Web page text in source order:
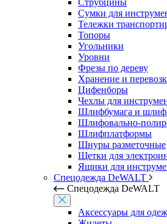
Струбцины
Сумки для
Тележки
Топоры
Угольники
Уровни
Фрезы по дереву
Хранение и
Цифенборы
Чехлы для
Шлифбумага и
Шлифовально-
Шлифплатформы
Шнуры разметочные
Щетки для
Ящики для
Спецодежда DeWALT
Спецодежда DeWALT
Аксессуары для